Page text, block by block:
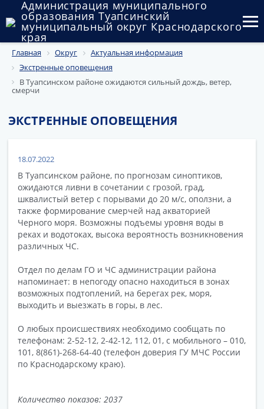
Администрация муниципального
образования Туапсинский
муниципальный округ Краснодарского
края
Округ
Администрация
Муниципальное имущество
Публичные слушания и общественные обсуждения
Документы
Главная Округ
Актуальная информация
Экстренные оповещения
В Туапсинском районе ожидаются сильный дождь, ветер,
смерчи
ЭКСТРЕННЫЕ ОПОВЕЩЕНИЯ
18.07.2022
В Туапсинском районе, по прогнозам синоптиков,
ожидаются ливни в сочетании с грозой, град,
шквалистый ветер с порывами до 20 м/с, оползни, а
также формирование смерчей над акваторией
Черного моря. Возможны подъемы уровня воды в
реках и водотоках, высока вероятность возникновения
различных ЧС.
Отдел по делам ГО и ЧС администрации района
напоминает: в непогоду опасно находиться в зонах
возможных подтоплений, на берегах рек, моря,
выходить и выезжать в горы, в лес.
О любых происшествиях необходимо сообщать по
телефонам: 2-52-12, 2-42-12, 112, 01, с мобильного – 010,
101, 8(861)-268-64-40 (телефон доверия ГУ МЧС России
по Краснодарскому краю).
Количество показов: 2037